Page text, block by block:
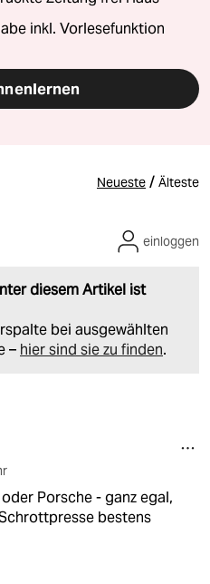
inkl. Vorlesefunktion
Neueste / Älteste
diesem Artikel ist
bei ausgewählten
– hier sind sie zu finden.
einloggen
Porsche - ganz egal,
bestens